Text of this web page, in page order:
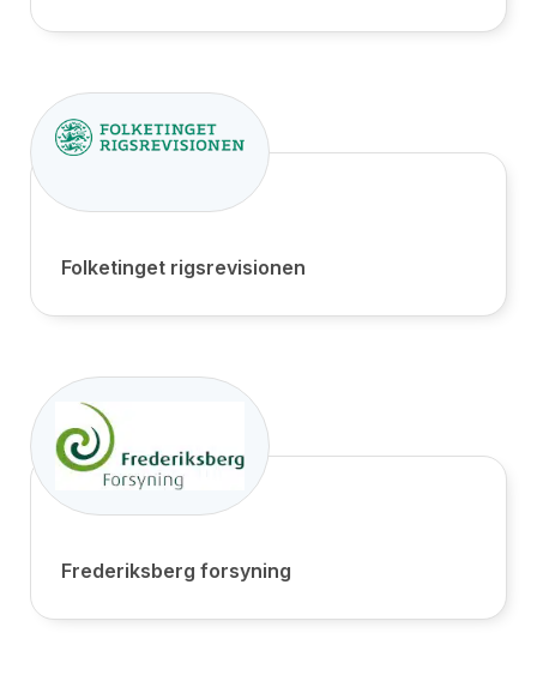
Folketinget rigsrevisionen
Frederiksberg forsyning